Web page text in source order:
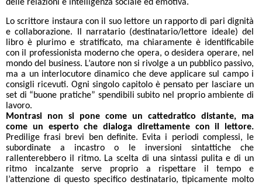
delle relazioni e intelligenza sociale ed emotiva.
Lo scrittore instaura con il suo lettore un rapporto di pari dignità
e collaborazione. Il narratario (destinatario/lettore ideale) del
libro è plurimo e stratificato, ma chiaramente è identificabile
con il professionista moderno che opera, o desidera operare, nel
mondo del business. L’autore non si rivolge a un pubblico passivo,
ma a un interlocutore dinamico che deve applicare sul campo i
consigli ricevuti. Ogni singolo capitolo è pensato per lasciare un
set di “buone pratiche” spendibili subito nel proprio ambiente di
lavoro.
Montrasi non si pone come un cattedratico distante, ma
come un esperto che dialoga direttamente con il lettore.
Predilige frasi brevi ben definite. Evita i periodi complessi, le
subordinate a incastro o le inversioni sintattiche che
rallenterebbero il ritmo. La scelta di una sintassi pulita e di un
ritmo incalzante serve proprio a rispettare il tempo e
l’attenzione di questo specifico destinatario, tipicamente molto